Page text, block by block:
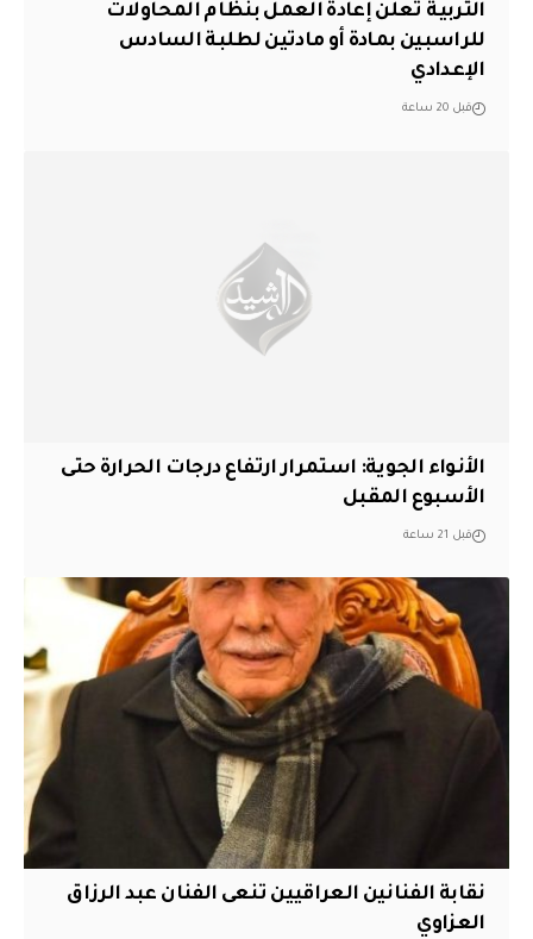
التربية تعلن إعادة العمل بنظام المحاولات
للراسبين بمادة أو مادتين لطلبة السادس
الإعدادي
قبل 20 ساعة
الأنواء الجوية: استمرار ارتفاع درجات الحرارة حتى
الأسبوع المقبل
قبل 21 ساعة
نقابة الفنانين العراقيين تنعى الفنان عبد الرزاق
العزاوي